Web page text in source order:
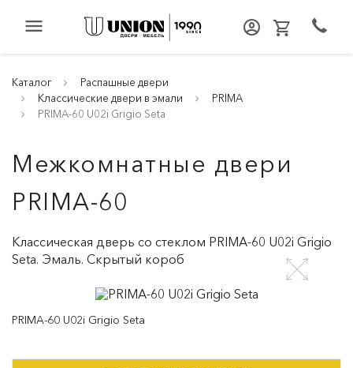
menu
Каталог
Распашные двери
Классические двери в эмали
PRIMA
PRIMA-60 U02i Grigio Seta
Межкомнатные двери
PRIMA-60
Классическая дверь со стеклом PRIMA-60 U02i Grigio
Seta. Эмаль. Скрытый короб
PRIMA-60 U02i Grigio Seta